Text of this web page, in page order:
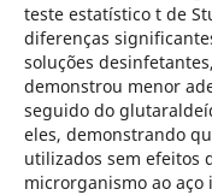
teste estatístico t de
diferenças
soluções
demonstrou menor
seguido do
eles, demonstrando
utilizados sem efeitos
microrganismo ao aço